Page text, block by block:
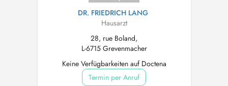
DR. FRIEDRICH LANG
Hausarzt
28, rue Boland,
L-6715 Grevenmacher
Keine Verfügbarkeiten auf Doctena
Termin per Anruf